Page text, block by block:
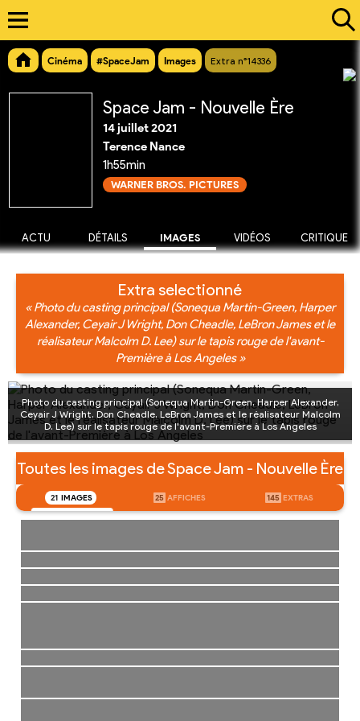
Cinéma #SpaceJam Images Extra n°14336
Space Jam - Nouvelle Ère
14 juillet 2021
Terence Nance
1h55min
WARNER BROS. PICTURES
ACTU DÉTAILS IMAGES VIDÉOS CRITIQUE
Extra selectionné
« Photo du casting principal (Sonequa Martin-Green, Harper
Alexander, Ceyair J Wright, Don Cheadle, LeBron James et le
réalisateur Malcolm D. Lee) sur le tapis rouge de l'avant-
Première à Los Angeles »
Photo du casting principal (Sonequa Martin-Green, Harper Alexander,
Ceyair J Wright, Don Cheadle, LeBron James et le réalisateur Malcolm
D. Lee) sur le tapis rouge de l'avant-Première à Los Angeles
Toutes les images de Space Jam - Nouvelle Ère
21 IMAGES 25 AFFICHES 145 EXTRAS